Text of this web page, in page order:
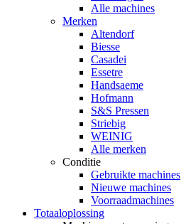
Alle machines
Merken
Altendorf
Biesse
Casadei
Essetre
Handsaeme
Hofmann
S&S Pressen
Striebig
WEINIG
Alle merken
Conditie
Gebruikte machines
Nieuwe machines
Voorraadmachines
Totaaloplossing